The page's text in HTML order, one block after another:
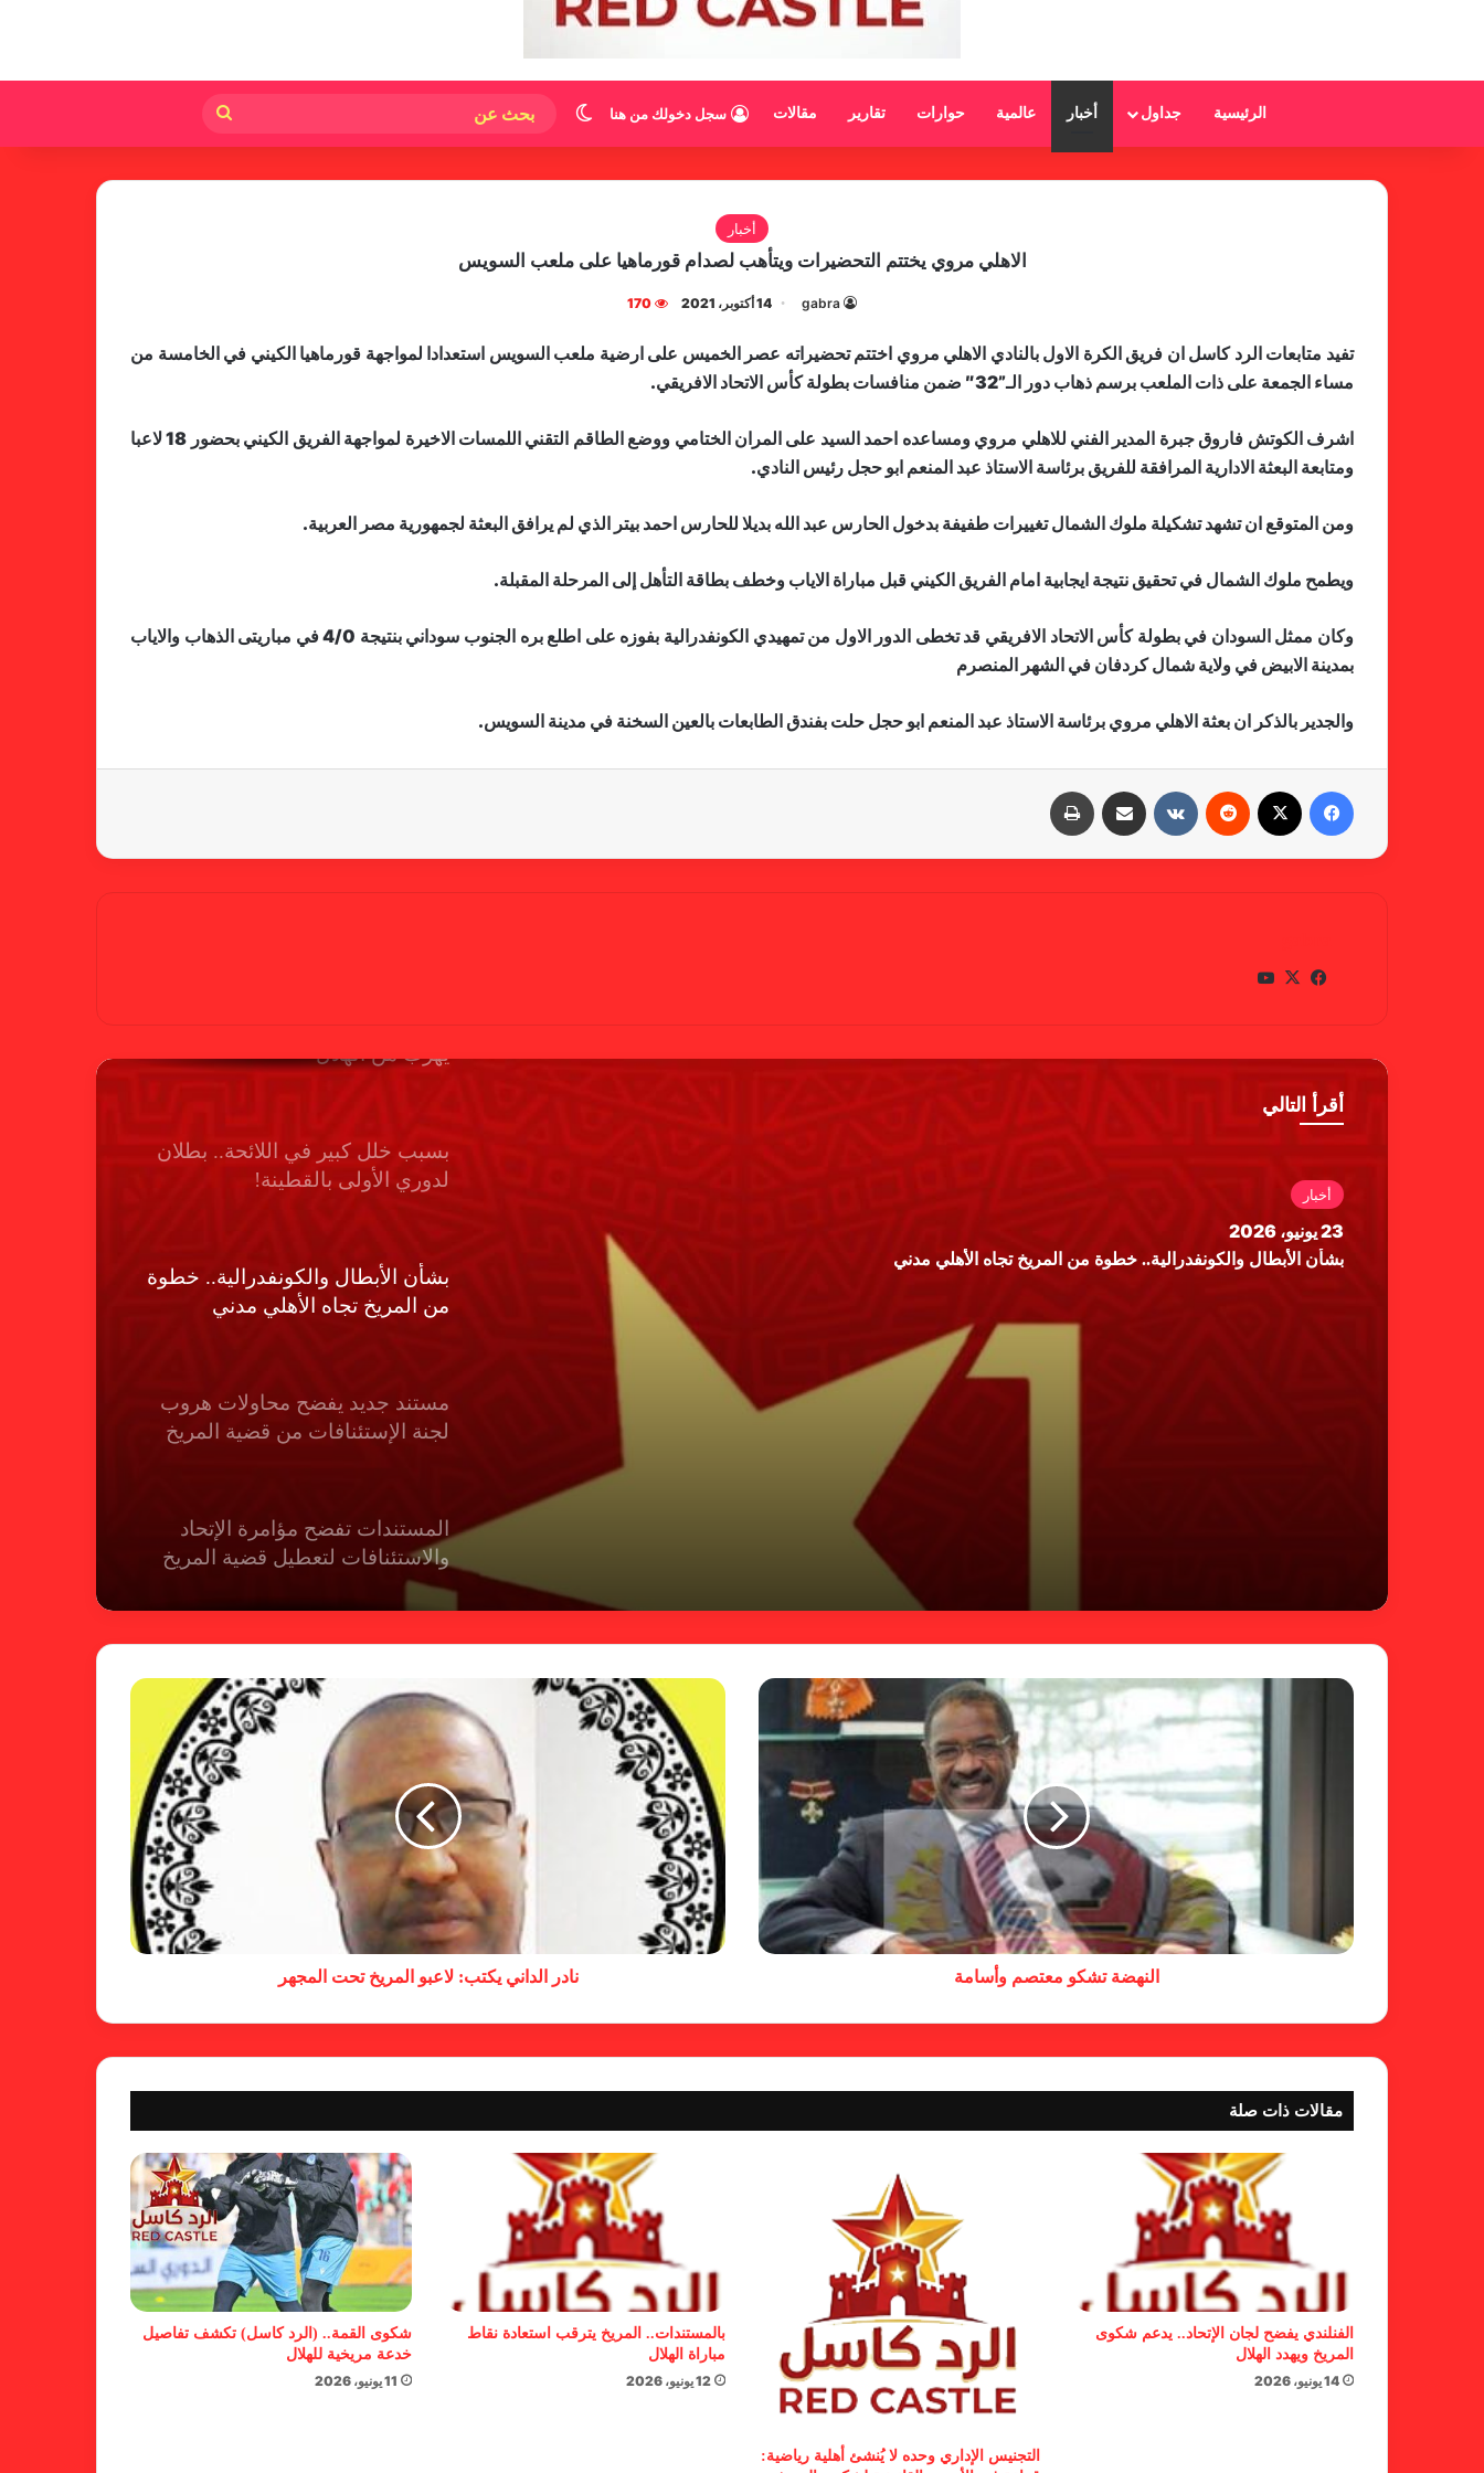
الرئيسية جداول أخبار عالمية حوارات تقارير مقالات سجل دخولك من هنا الوضع المظلم
عن
أخبار
الاهلي مروي يختتم التحضيرات ويتأهب لصدام قورماهيا على ملعب السويس
gabra 14 أكتوبر، 2021 170
تفيد متابعات الرد كاسل ان فريق الكرة الاول بالنادي الاهلي مروي اختتم تحضيراته عصر الخميس على ارضية ملعب السويس استعدادا لمواجهة قورماهيا الكيني في الخامسة من
مساء الجمعة على ذات الملعب برسم ذهاب دور الـ”32″ ضمن منافسات بطولة كأس الاتحاد الافريقي.
اشرف الكوتش فاروق جبرة المدير الفني للاهلي مروي ومساعده احمد السيد على المران الختامي ووضع الطاقم التقني اللمسات الاخيرة لمواجهة الفريق الكيني بحضور 18 لاعبا
ومتابعة البعثة الادارية المرافقة للفريق برئاسة الاستاذ عبد المنعم ابو حجل رئيس النادي.
ومن المتوقع ان تشهد تشكيلة ملوك الشمال تغييرات طفيفة بدخول الحارس عبد الله بديلا للحارس احمد بيتر الذي لم يرافق البعثة لجمهورية مصر العربية.
ويطمح ملوك الشمال في تحقيق نتيجة ايجابية امام الفريق الكيني قبل مباراة الاياب وخطف بطاقة التأهل إلى المرحلة المقبلة.
وكان ممثل السودان في بطولة كأس الاتحاد الافريقي قد تخطى الدور الاول من تمهيدي الكونفدرالية بفوزه على اطلع بره الجنوب سوداني بنتيجة 4/0 في مباريتى الذهاب والاياب
بمدينة الابيض في ولاية شمال كردفان في الشهر المنصرم
والجدير بالذكر ان بعثة الاهلي مروي برئاسة الاستاذ عبد المنعم ابو حجل حلت بفندق الطابعات بالعين السخنة في مدينة السويس.
في
وك
X
أقرأ التالي
أخبار
23 يونيو، 2026
بشأن الأبطال والكونفدرالية.. خطوة من المريخ تجاه الأهلي مدني
لجنة المسابقات تفاجئ الإتحاد بشأن
خطوة مريخية جديدة بشأن الشكوى
كاميرا خفية.. الهلال يخدع أنصاره
شكوى الهلال.. خطوة مريخية وغضب
بسبب “الصفر الدولي” .. ريجيكامب
يهرب من الهلال
بسبب خلل كبير في اللائحة.. بطلان
لدوري الأولى بالقطينة!
بشأن الأبطال والكونفدرالية.. خطوة
من المريخ تجاه الأهلي مدني
مستند جديد يفضح محاولات هروب
لجنة الإستئنافات من قضية المريخ
المستندات تفضح مؤامرة الإتحاد
والاستئنافات لتعطيل قضية المريخ
حسم قضية المريخ وتنتظر الإتحاد
لجنة المسابقات تفاجئ الإتحاد بشأن
الهبوط والصعود
خطوة مريخية جديدة بشأن الشكوى
ضد الهلال
بمذكرة تفاهم
شكوى الهلال.. خطوة مريخية وغضب
على الأمين العام والمسابقات
بسبب “الصفر الدولي” .. ريجيكامب
يهرب من الهلال
النهضة تشكو معتصم وأسامة نادر الداني يكتب: لاعبو المريخ تحت المجهر
مقالات ذات صلة
الفنلندي يفضح لجان الإتحاد.. يدعم شكوى
المريخ ويهدد الهلال
14 يونيو، 2026
التجنيس الإداري وحده لا يُنشئ أهلية رياضية:
بالمستندات.. المريخ يترقب استعادة نقاط
مباراة الهلال
12 يونيو، 2026
شكوى القمة.. (الرد كاسل) تكشف تفاصيل
خدعة مريخية للهلال
11 يونيو، 2026